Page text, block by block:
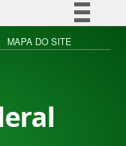
à informação
MAPA DO SITE